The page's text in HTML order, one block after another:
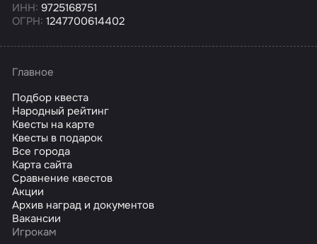
ИНН: 9725168751
ОГРН: 1247700614402
Главное
Подбор квеста
Народный рейтинг
Квесты на карте
Квесты в подарок
Все города
Карта сайта
Сравнение квестов
Акции
Архив наград и документов
Вакансии
Игрокам